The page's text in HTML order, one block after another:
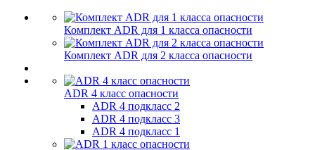
Комплект ADR для 1 класса опасности
Комплект ADR для 2 класса опасности
ADR 4 класс опасности
ADR 4 подкласс 2
ADR 4 подкласс 3
ADR 4 подкласс 1